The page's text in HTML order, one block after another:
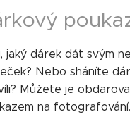
jaký dárek dát svým
Nebo sháníte
Můžete je
na fotografování.